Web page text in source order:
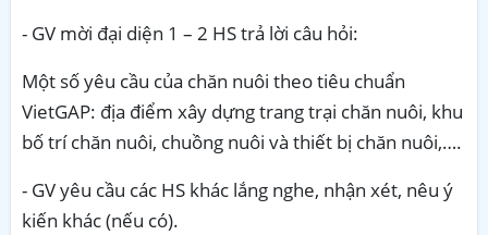
- GV mời đại diện 1 – 2 HStrả lời câu hỏi:
Một số yêu cầu của chăn nuôi theo tiêu chuẩn
VietGAP: địa điểm xây dựng trang trại chăn nuôi, khu
bố trí chăn nuôi, chuồng nuôi và thiết bị chăn nuôi,….
- GV yêu cầu các HS khác lắng nghe, nhận xét, nêu ý
kiến khác (nếu có).